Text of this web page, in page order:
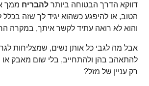
דווקא הדרך הבטוחה ביותרלהבריח ממך
הטוב, או להיפגע כשהוא יגיד לך שזה בכלל
והוא לא רואה עתיד לקשר איתך, במקרה
אבל מה לגבי כל אותן נשים, שמצליחות
להתאהב בהן ולהתחייב, בלי שום מאבק
רק עניין של מזל?